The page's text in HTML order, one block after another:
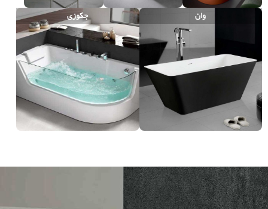
وان جکوزی